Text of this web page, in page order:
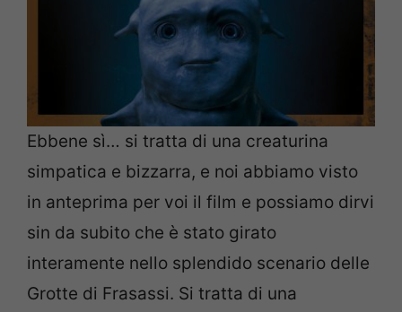
Ebbene sì… si tratta di una creaturina
simpatica e bizzarra, e noi abbiamo visto
in anteprima per voi il film e possiamo dirvi
sin da subito che è stato girato
interamente nello splendido scenario delle
Grotte di Frasassi. Si tratta di una